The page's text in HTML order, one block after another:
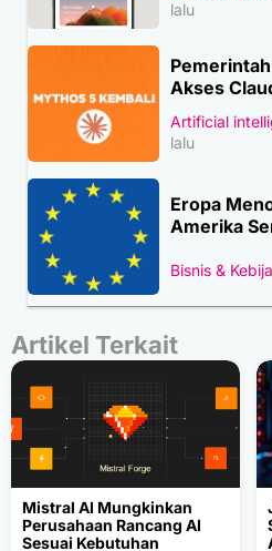
lalu
Akses
Artificial
lalu
Eropa
Amerika
Bisnis &
Artikel Terkait
Mistral AI Mungkinkan
Perusahaan Rancang AI
Sesuai Kebutuhan